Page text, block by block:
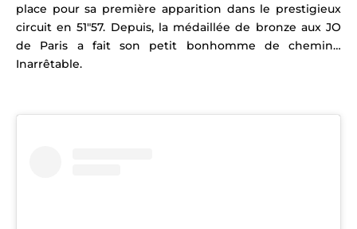
place pour sa première apparition dans le prestigieux
circuit en 51″57. Depuis, la médaillée de bronze aux JO
de Paris a fait son petit bonhomme de chemin…
Inarrêtable.